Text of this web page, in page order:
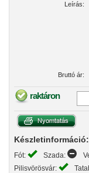
Leírás:
Bruttó ár:
raktáron
Készletinformáció:
Fót: Szada:
Pilisvörösvár: